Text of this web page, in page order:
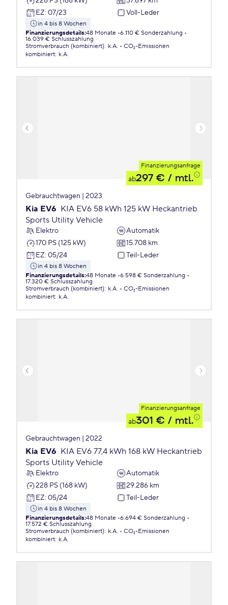
EZ: 07/23 Voll-Leder
in 4 bis 8 Wochen
Finanzierungsdetails:48 Monate 6.110 € Sonderzahlung
16.039 € Schlusszahlung
Stromverbrauch (kombiniert): k.A.
CO₂-Emissionen
kombiniert: k.A.
Finanzierungsanfrage
ab297 € / mtl.
Gebrauchtwagen | 2023
Kia EV6 KIA EV6 58 kWh 125 kW Heckantrieb
Sports Utility Vehicle
Elektro
Automatik
170 PS (125 kW)
15.708 km
EZ: 05/24 Teil-Leder
in 4 bis 8 Wochen
Finanzierungsdetails:48 Monate 6.598 € Sonderzahlung
17.320 € Schlusszahlung
Stromverbrauch (kombiniert): k.A.
CO₂-Emissionen
kombiniert: k.A.
Finanzierungsanfrage
ab301 € / mtl.
Gebrauchtwagen | 2022
Kia EV6 KIA EV6 77,4 kWh 168 kW Heckantrieb
Sports Utility Vehicle
Elektro
Automatik
228 PS (168 kW)
29.286 km
EZ: 05/24 Teil-Leder
in 4 bis 8 Wochen
Finanzierungsdetails:48 Monate 6.694 € Sonderzahlung
17.572 € Schlusszahlung
Stromverbrauch (kombiniert): k.A.
CO₂-Emissionen
kombiniert: k.A.